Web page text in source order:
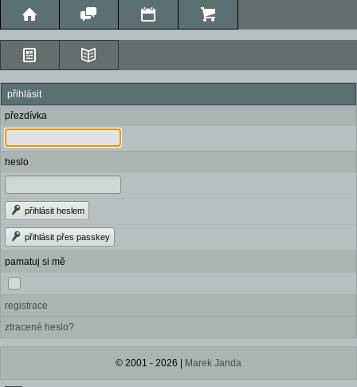
přihlásit
přezdívka
heslo
přihlásit heslem
přihlásit přes passkey
pamatuj si mě
registrace
ztracené heslo?
© 2001 - 2026 | Marek Janda